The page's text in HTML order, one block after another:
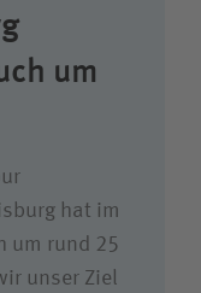
um
hat im
um rund 25
unser Ziel